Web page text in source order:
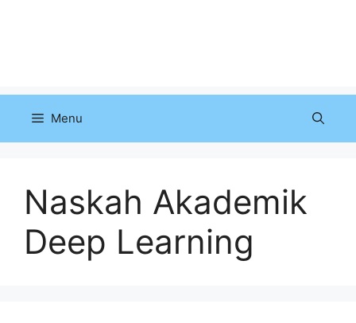
Menu
Naskah Akademik
Deep Learning